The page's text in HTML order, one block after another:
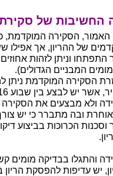
החשיבות של
האמור, הסקירה
של ההריון, אך אפילו
המבניים הגדולים).
הסקירה המוקדמת ניתן
אשר יש לבצע בין שבוע 16 ל-23.
ולא מבצעים את
ובה מתברר כי יש צורך
וסכנות הכרוכות בביצוע
והתגלו בבדיקה
יש עדיפות להפסקת